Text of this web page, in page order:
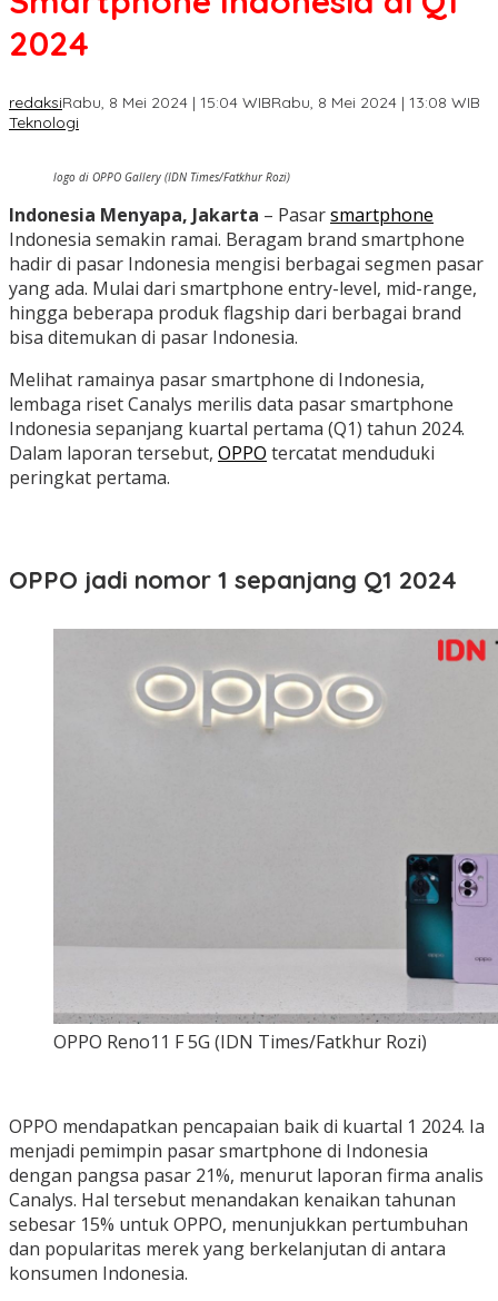
2024
redaksiRabu, 8 Mei 2024 | 15:04 WIBRabu, 8 Mei 2024 | 13:08 WIB
Teknologi
logo di OPPO Gallery (IDN Times/Fatkhur Rozi)
Indonesia Menyapa, Jakarta – Pasarsmartphone
Indonesia semakin ramai. Beragam brand smartphone
hadir di pasar Indonesia mengisi berbagai segmen pasar
yang ada. Mulai dari smartphone entry-level, mid-range,
hingga beberapa produk flagship dari berbagai brand
bisa ditemukan di pasar Indonesia.
Melihat ramainya pasar smartphone di Indonesia,
lembaga riset Canalys merilis data pasar smartphone
Indonesia sepanjang kuartal pertama (Q1) tahun 2024.
Dalam laporan tersebut, OPPO tercatat menduduki
peringkat pertama.
OPPO jadi nomor 1 sepanjang Q1 2024
OPPO Reno11 F 5G (IDN Times/Fatkhur Rozi)
OPPO mendapatkan pencapaian baik di kuartal 1 2024. Ia
menjadi pemimpin pasar smartphone di Indonesia
dengan pangsa pasar 21%, menurut laporan firma analis
Canalys. Hal tersebut menandakan kenaikan tahunan
sebesar 15% untuk OPPO, menunjukkan pertumbuhan
dan popularitas merek yang berkelanjutan di antara
konsumen Indonesia.